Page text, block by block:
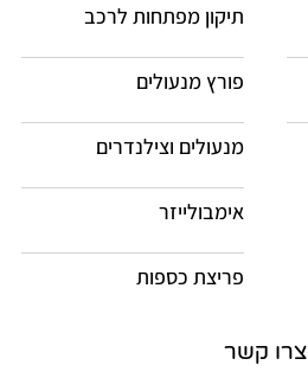
תיקון מפתחות לרכב
פורץ מנעולים
מנעולים וצילנדרים
אימבולייזר
פריצת כספות
צרו קשר